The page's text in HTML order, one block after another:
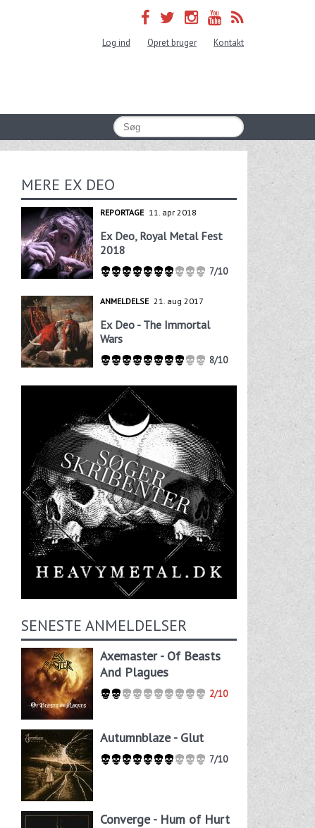
Log ind Opret bruger Kontakt
MERE EX DEO
REPORTAGE 11. apr 2018
Ex Deo, Royal Metal Fest
2018
7/10
ANMELDELSE 21. aug 2017
Ex Deo - The Immortal
Wars
8/10
SENESTE ANMELDELSER
Axemaster - Of Beasts
And Plagues
2/10
Autumnblaze - Glut
7/10
Converge - Hum of Hurt